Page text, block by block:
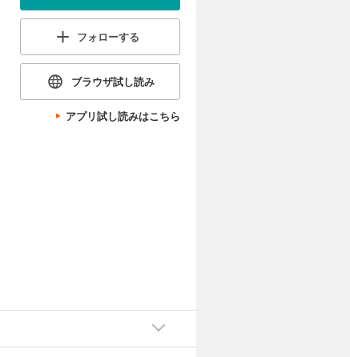
フォローする
ブラウザ試し読み
アプリ試し読みはこちら